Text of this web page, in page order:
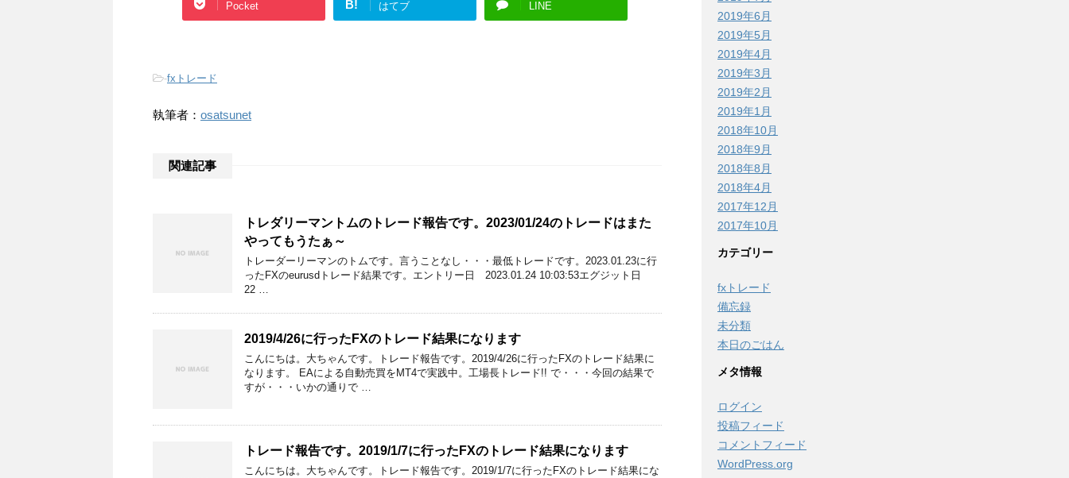
Pocket B! はてブ LINE
-fxトレード
執筆者： osatsunet
関連記事
トレダリーマントムのトレード報告です。2023/01/24のトレードはまた
やってもうたぁ～
トレーダーリーマンのトムです。言うことなし・・・最低トレードです。2023.01.23に行
ったFXのeurusdトレード結果です。エントリー日 2023.01.24 10:03:53エグジット日
22 …
2019/4/26に行ったFXのトレード結果になります
こんにちは。大ちゃんです。トレード報告です。2019/4/26に行ったFXのトレード結果に
なります。 EAによる自動売買をMT4で実践中。工場長トレード!! で・・・今回の結果で
すが・・・いかの通りで …
トレード報告です。2019/1/7に行ったFXのトレード結果になります
こんにちは。大ちゃんです。トレード報告です。2019/1/7に行ったFXのトレード結果にな
2019年6月
2019年5月
2019年4月
2019年3月
2019年2月
2019年1月
2018年10月
2018年9月
2018年8月
2018年4月
2017年12月
2017年10月
カテゴリー
fxトレード
備忘録
未分類
本日のごはん
メタ情報
ログイン
投稿フィード
コメントフィード
WordPress.org